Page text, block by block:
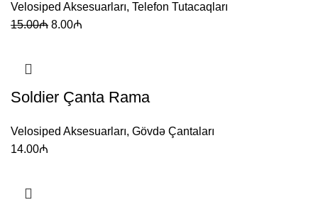
Velosiped Aksesuarları, Telefon Tutacaqları
15.00₼ 8.00₼
Soldier Çanta Rama
Velosiped Aksesuarları, Gövdə Çantaları
14.00₼